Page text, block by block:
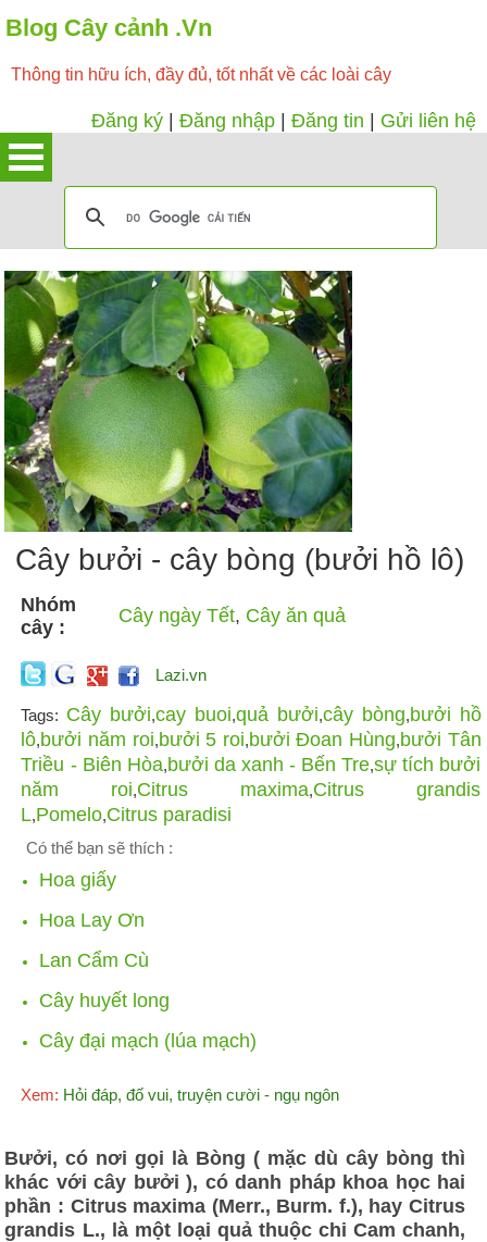
Blog Cây cảnh .Vn
Thông tin hữu ích, đầy đủ, tốt nhất về các loài cây
Đăng ký Đăng nhập Đăng tin Gửi liên hệ
Cây bưởi - cây bòng (bưởi hồ lô)
Nhóm
cây :
Cây ngày Tết, Cây ăn quả
Lazi.vn
Tags: Cây bưởi,cay buoi,quả bưởi,cây bòng,bưởi hồ
lô,bưởi năm roi,bưởi 5 roi,bưởi Đoan Hùng,bưởi Tân
Triều - Biên Hòa,bưởi da xanh - Bến Tre,sự tích bưởi
năm roi,Citrus maxima,Citrus grandis
L,Pomelo,Citrus paradisi
Có thể bạn sẽ thích :
Hoa giấy
Hoa Lay Ơn
Lan Cẩm Cù
Cây huyết long
Cây đại mạch (lúa mạch)
Xem: Hỏi đáp, đố vui, truyện cười - ngụ ngôn
Bưởi, có nơi gọi là Bòng ( mặc dù cây bòng thì
khác với cây bưởi ), có danh pháp khoa học hai
phần : Citrus maxima (Merr., Burm. f.), hay Citrus
grandis L., là một loại quả thuộc chi Cam chanh,